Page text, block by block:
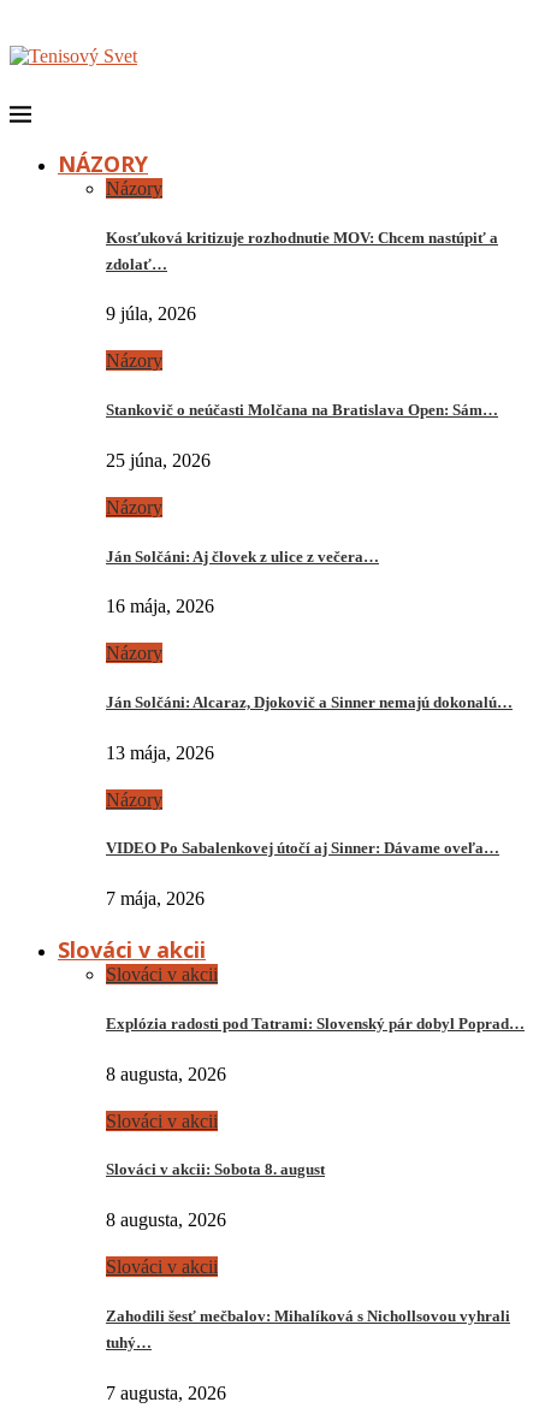
NÁZORY
Názory
Kosťuková kritizuje rozhodnutie MOV: Chcem nastúpiť a
zdolať…
9 júla, 2026
Názory
Stankovič o neúčasti Molčana na Bratislava Open: Sám…
25 júna, 2026
Názory
Ján Solčáni: Aj človek z ulice z večera…
16 mája, 2026
Názory
Ján Solčáni: Alcaraz, Djokovič a Sinner nemajú dokonalú…
13 mája, 2026
Názory
VIDEO Po Sabalenkovej útočí aj Sinner: Dávame oveľa…
7 mája, 2026
Slováci v akcii
Slováci v akcii
Explózia radosti pod Tatrami: Slovenský pár dobyl Poprad…
8 augusta, 2026
Slováci v akcii
Slováci v akcii: Sobota 8. august
8 augusta, 2026
Slováci v akcii
Zahodili šesť mečbalov: Mihalíková s Nichollsovou vyhrali
tuhý…
7 augusta, 2026